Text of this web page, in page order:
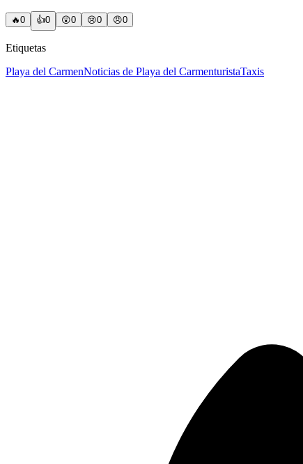
🔥0 👍0 😲0 😢0 😠0
Etiquetas
Playa del CarmenNoticias de Playa del CarmenturistaTaxis